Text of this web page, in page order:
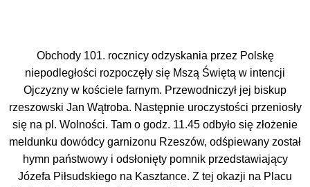
Obchody 101. rocznicy odzyskania przez Polskę
niepodległości rozpoczęły się Mszą Świętą w intencji
Ojczyzny w kościele farnym. Przewodniczył jej biskup
rzeszowski Jan Wątroba. Następnie uroczystości przeniosły
się na pl. Wolności. Tam o godz. 11.45 odbyło się złożenie
meldunku dowódcy garnizonu Rzeszów, odśpiewany został
hymn państwowy i odsłonięty pomnik przedstawiający
Józefa Piłsudskiego na Kasztance. Z tej okazji na Placu